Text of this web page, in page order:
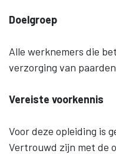
Doelgroep
Alle werknemers die
verzorging van
Vereiste voorkennis
Voor deze opleiding is
Vertrouwd zijn met de